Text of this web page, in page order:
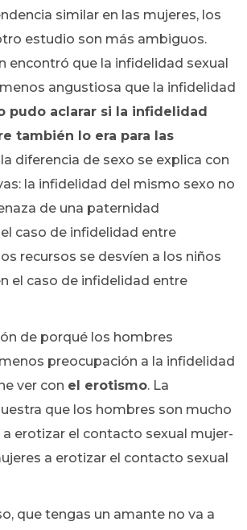
similar en las mujeres, los
estudio son más ambiguos.
encontró que la infidelidad sexual
angustiosa que la infidelidad
pudo aclarar si la infidelidad
también lo era para las
diferencia de sexo se explica con
la infidelidad del mismo sexo no
de una paternidad
caso de infidelidad entre
recursos se desvíen a los niños
el caso de infidelidad entre
de porqué los hombres
preocupación a la infidelidad
ver con el erotismo. La
que los hombres son mucho
erotizar el contacto sexual mujer-
a erotizar el contacto sexual
que tengas un amante no va a